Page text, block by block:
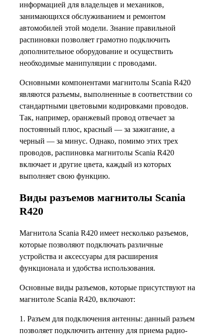
информацией для владельцев и механиков,
занимающихся обслуживанием и ремонтом
автомобилей этой модели. Знание правильной
распиновки позволяет грамотно подключить
дополнительное оборудование и осуществить
необходимые манипуляции с проводами.
Основными компонентами магнитолы Scania R420
являются разъемы, выполненные в соответствии со
стандартными цветовыми кодировками проводов.
Так, например, оранжевый провод отвечает за
постоянный плюс, красный — за зажигание, а
черный — за минус. Однако, помимо этих трех
проводов, распиновка магнитолы Scania R420
включает и другие цвета, каждый из которых
выполняет свою функцию.
Виды разъемов магнитолы Scania
R420
Магнитола Scania R420 имеет несколько разъемов,
которые позволяют подключать различные
устройства и аксессуары для расширения
функционала и удобства использования.
Основные виды разъемов, которые присутствуют на
магнитоле Scania R420, включают:
1. Разъем для подключения антенны: данный разъем
позволяет подключить антенну для приема радио-